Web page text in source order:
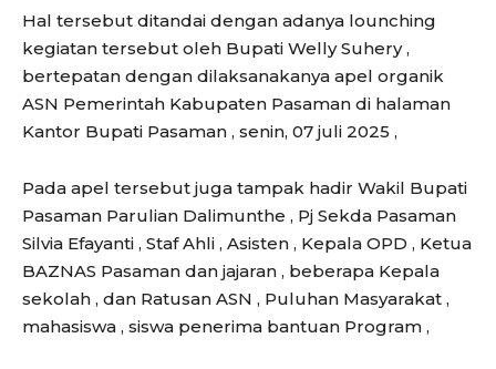
Hal tersebut ditandai dengan adanya lounching
kegiatan tersebut oleh Bupati Welly Suhery ,
bertepatan dengan dilaksanakanya apel organik
ASN Pemerintah Kabupaten Pasaman di halaman
Kantor Bupati Pasaman , senin, 07 juli 2025 ,
Pada apel tersebut juga tampak hadir Wakil Bupati
Pasaman Parulian Dalimunthe , Pj Sekda Pasaman
Silvia Efayanti , Staf Ahli , Asisten , Kepala OPD , Ketua
BAZNAS Pasaman dan jajaran , beberapa Kepala
sekolah , dan Ratusan ASN , Puluhan Masyarakat ,
mahasiswa , siswa penerima bantuan Program ,